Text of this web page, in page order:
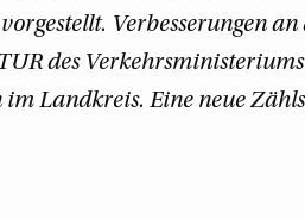
Verbesserungen
des
Landkreis. Eine neue